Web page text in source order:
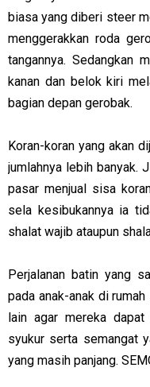
biasa yang diberi steer
menggerakkan roda
tangannya. Sedangkan
kanan dan belok kiri
bagian depan gerobak.
Koran-koran yang akan
jumlahnya lebih banyak.
pasar menjual sisa
sela kesibukannya ia
shalat wajib ataupun
Perjalanan batin yang
pada anak-anak di
lain agar mereka
syukur serta semangat
yang masih panjang.